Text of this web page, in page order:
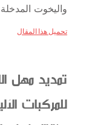
واليخوت
تحميل هذا المقال
تمديد مهل
للمركبات